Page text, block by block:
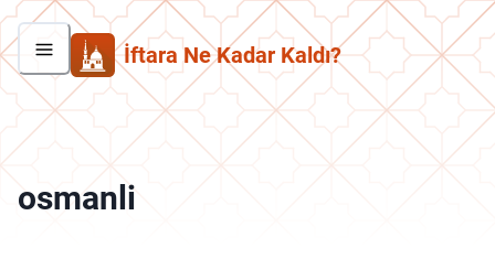
İftara Ne Kadar Kaldı?
osmanli